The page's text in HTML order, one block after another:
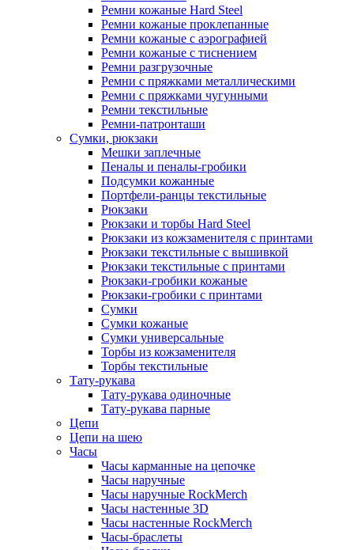
Ремни кожаные Hard Steel
Ремни кожаные проклепанные
Ремни кожаные с аэрографией
Ремни кожаные с тиснением
Ремни разгрузочные
Ремни с пряжками металлическими
Ремни с пряжками чугунными
Ремни текстильные
Ремни-патронташи
Сумки, рюкзаки
Мешки заплечные
Пеналы и пеналы-гробики
Подсумки кожанные
Портфели-ранцы текстильные
Рюкзаки
Рюкзаки и торбы Hard Steel
Рюкзаки из кожзаменителя с принтами
Рюкзаки текстильные с вышивкой
Рюкзаки текстильные с принтами
Рюкзаки-гробики кожаные
Рюкзаки-гробики с принтами
Сумки
Сумки кожаные
Сумки универсальные
Торбы из кожзаменителя
Торбы текстильные
Тату-рукава
Тату-рукава одиночные
Тату-рукава парные
Цепи
Цепи на шею
Часы
Часы карманные на цепочке
Часы наручные
Часы наручные RockMerch
Часы настенные 3D
Часы настенные RockMerch
Часы-браслеты